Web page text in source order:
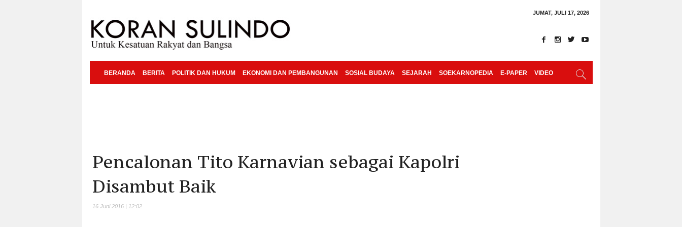
JUMAT, JULI 17, 2026
BERANDA BERITA POLITIK DAN HUKUM EKONOMI DAN PEMBANGUNAN SOSIAL BUDAYA SEJARAH SOEKARNOPEDIA E-PAPER VIDEO
Pencalonan Tito Karnavian sebagai Kapolri
Disambut Baik
16 Juni 2016 | 12:02